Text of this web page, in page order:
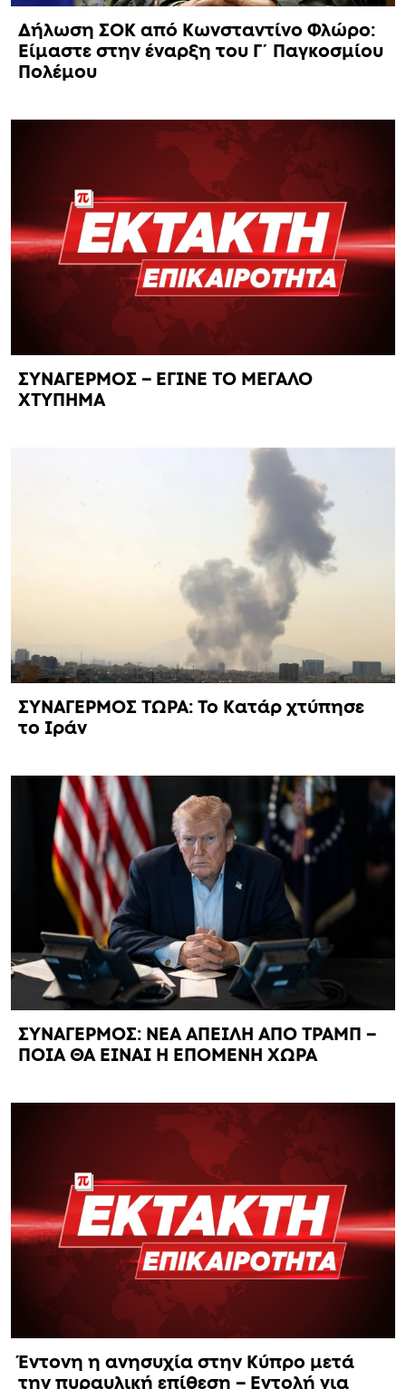
Δήλωση ΣΟΚ από Κωνσταντίνο Φλώρο:
Είμαστε στην έναρξη του Γ΄ Παγκοσμίου
Πολέμου
ΣΥΝΑΓΕΡΜΟΣ – ΕΓΙΝΕ ΤΟ ΜΕΓΑΛΟ
ΧΤΥΠΗΜΑ
ΣΥΝΑΓΕΡΜΟΣ ΤΩΡΑ: Το Κατάρ χτύπησε
το Ιράν
ΣΥΝΑΓΕΡΜΟΣ: ΝΕΑ ΑΠΕΙΛΗ ΑΠΟ ΤΡΑΜΠ –
ΠΟΙΑ ΘΑ ΕΙΝΑΙ Η ΕΠΟΜΕΝΗ ΧΩΡΑ
Έντονη η ανησυχία στην Κύπρο μετά
την πυραυλική επίθεση – Εντολή για